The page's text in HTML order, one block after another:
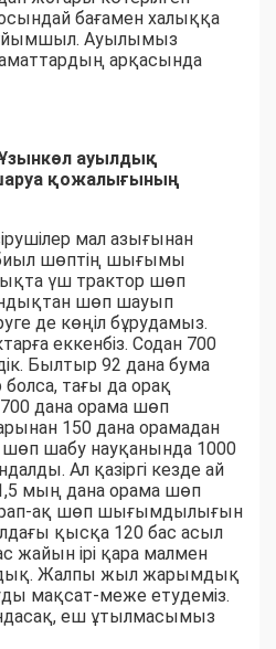
бағамен халыққа
Ауылымыз
арқасында
ауылдық
шаруа қожалығының
мал азығынан
биыл шөптің шығымы
үш трактор шөп
шөп шауып
де көңіл бұрудамыз.
еккенбіз. Содан 700
Былтыр 92 дана бума
тағы да орақ
дана орама шөп
150 дана орамадан
шабу науқанында 1000
Ал қазіргі кезде ай
мың дана орама шөп
ақ шөп шығымдылығын
қысқа 120 бас асыл
жайын ірі қара малмен
Жалпы жыл жарымдық
мақсат-меже етудеміз.
еш ұтылмасымыз